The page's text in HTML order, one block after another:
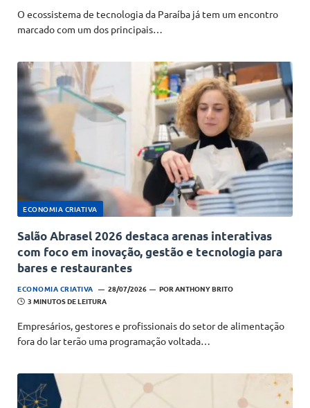
O ecossistema de tecnologia da Paraíba já tem um encontro
marcado com um dos principais…
ECONOMIA CRIATIVA
Salão Abrasel 2026 destaca arenas interativas
com foco em inovação, gestão e tecnologia para
bares e restaurantes
ECONOMIA CRIATIVA 28/07/2026 POR ANTHONY BRITO
3 MINUTOS DE LEITURA
Empresários, gestores e profissionais do setor de alimentação
fora do lar terão uma programação voltada…